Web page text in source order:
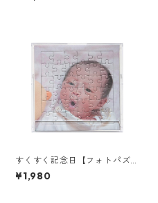
すくすく記念日【フォトパズ
ル】正方形｜CDサイズ｜ニュ
ーボーンフォト｜赤ちゃん｜
¥1,980